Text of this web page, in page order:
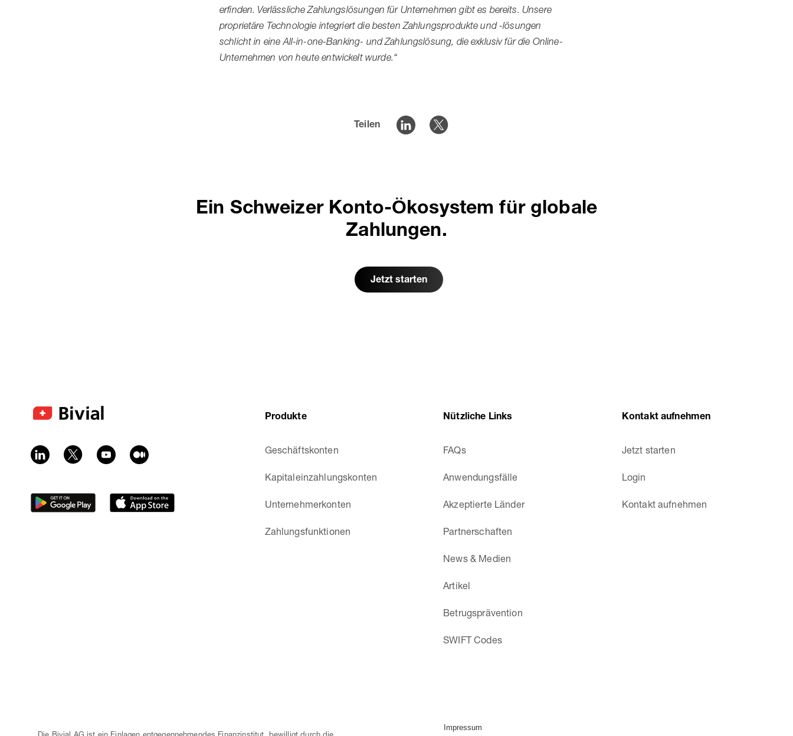
erfinden. Verlässliche Zahlungslösungen für Unternehmen gibt es bereits. Unsere
proprietäre Technologie integriert die besten Zahlungsprodukte und -lösungen
schlicht in eine All-in-one-Banking- und Zahlungslösung, die exklusiv für die Online-
Unternehmen von heute entwickelt wurde.“
Teilen
Ein Schweizer Konto-Ökosystem für globale
Zahlungen.
Jetzt starten
Produkte
Geschäftskonten
Kapitaleinzahlungskonten
Unternehmerkonten
Zahlungsfunktionen
Nützliche Links
FAQs
Anwendungsfälle
Akzeptierte Länder
Partnerschaften
News & Medien
Artikel
Betrugsprävention
SWIFT Codes
Kontakt aufnehmen
Jetzt starten
Login
Kontakt aufnehmen
Impressum